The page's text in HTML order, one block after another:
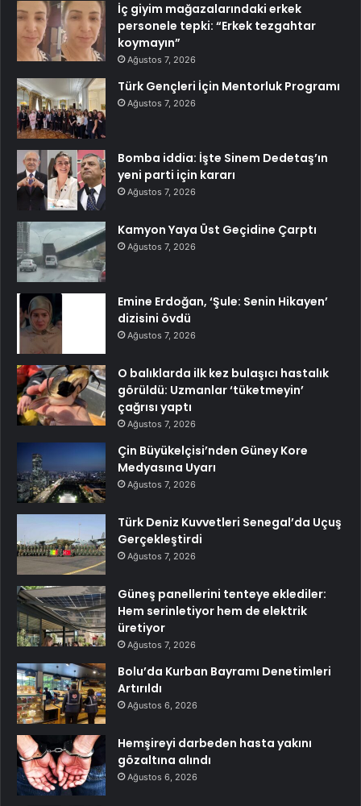
İç giyim mağazalarındaki erkek
personele tepki: “Erkek tezgahtar
koymayın”
Ağustos 7, 2026
Türk Gençleri İçin Mentorluk Programı
Ağustos 7, 2026
Bomba iddia: İşte Sinem Dedetaş’ın
yeni parti için kararı
Ağustos 7, 2026
Kamyon Yaya Üst Geçidine Çarptı
Ağustos 7, 2026
Emine Erdoğan, ‘Şule: Senin Hikayen’
dizisini övdü
Ağustos 7, 2026
O balıklarda ilk kez bulaşıcı hastalık
görüldü: Uzmanlar ‘tüketmeyin’
çağrısı yaptı
Ağustos 7, 2026
Çin Büyükelçisi’nden Güney Kore
Medyasına Uyarı
Ağustos 7, 2026
Türk Deniz Kuvvetleri Senegal’da Uçuş
Gerçekleştirdi
Ağustos 7, 2026
Güneş panellerini tenteye eklediler:
Hem serinletiyor hem de elektrik
üretiyor
Ağustos 7, 2026
Bolu’da Kurban Bayramı Denetimleri
Artırıldı
Ağustos 6, 2026
Hemşireyi darbeden hasta yakını
gözaltına alındı
Ağustos 6, 2026